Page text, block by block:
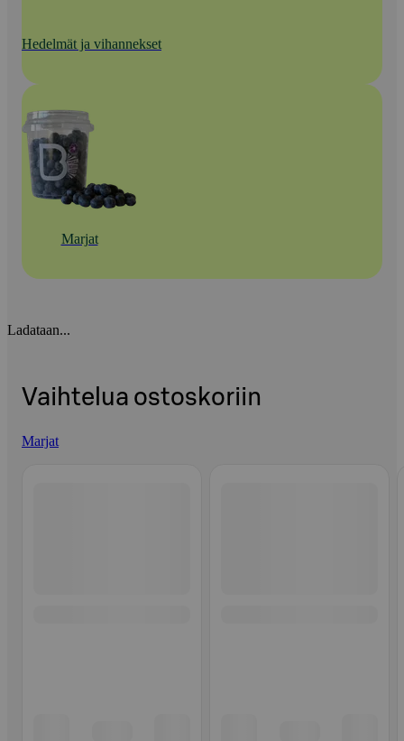
Hedelmät ja vihannekset
Marjat
Ladataan...
Vaihtelua ostoskoriin
Marjat